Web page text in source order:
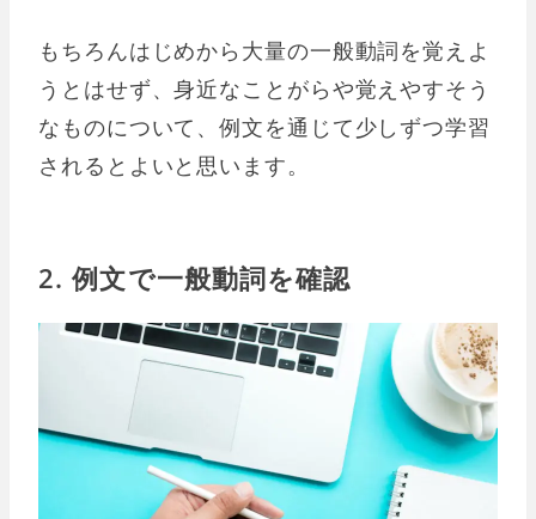
もちろんはじめから大量の一般動詞を覚えよ
うとはせず、身近なことがらや覚えやすそう
なものについて、例文を通じて少しずつ学習
されるとよいと思います。
2. 例文で一般動詞を確認